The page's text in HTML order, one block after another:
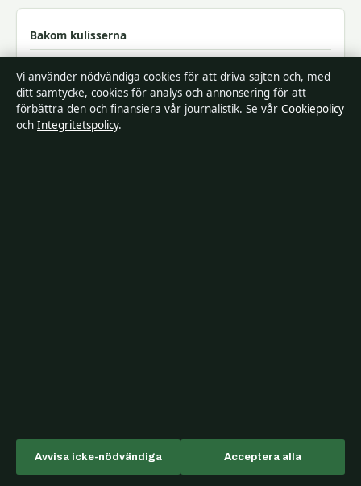
Bakom kulisserna
Blogg
Branschnyheter
Ekonomi
Sport
TV-rollista
Vi använder nödvändiga cookies för att driva sajten och, med
ditt samtycke, cookies för analys och annonsering för att
förbättra den och finansiera vår journalistik. Se vår Cookiepolicy
och Integritetspolicy.
Avvisa icke-nödvändiga Acceptera alla